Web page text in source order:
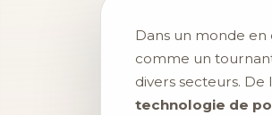
Dans un monde en
comme un
divers secteurs. De
technologie de